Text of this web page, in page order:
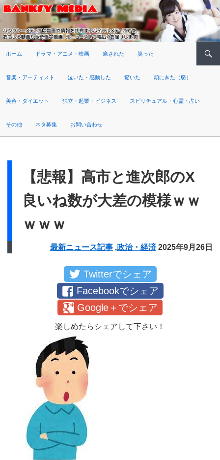
ホーム ドラマ・アニメ・映画 癒された 笑った
音楽・アーティスト 泣いた・感動した 驚いた 頭にきた（怒）
美容・ダイエット 独立・起業・ビジネス スピリチュアル・心霊・占い
その他 ネタ募集 お問い合わせ
【悲報】高市と進次郎のX
良いね数が大差の模様ｗｗ
ｗｗｗ
最新ニュース記事 ,政治・経済2025年9月26日
Twitterでシェア
Facebookでシェア
Google＋でシェア
楽しめたらシェアして下さい！